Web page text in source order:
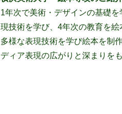
1年次で美術・デザインの基礎を
現技術を学び、4年次の教育を絵
多様な表現技術を学び絵本を制
ディア表現の広がりと深まりを